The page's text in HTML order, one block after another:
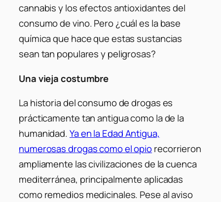
cannabis y los efectos antioxidantes del
consumo de vino. Pero ¿cuál es la base
química que hace que estas sustancias
sean tan populares y peligrosas?
Una vieja costumbre
La historia del consumo de drogas es
prácticamente tan antigua como la de la
humanidad.Ya en la Edad Antigua,
numerosas drogas como el opiorecorrieron
ampliamente las civilizaciones de la cuenca
mediterránea, principalmente aplicadas
como remedios medicinales. Pese al aviso